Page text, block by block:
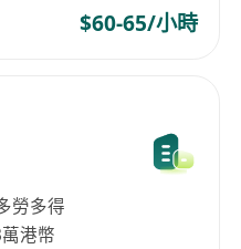
日常溝通與銷售話術；
服務或相關產業有一定
，具備良好溝通能力與
人流密集及節奏緊湊的
$60-65/小時
勞多得
港幣